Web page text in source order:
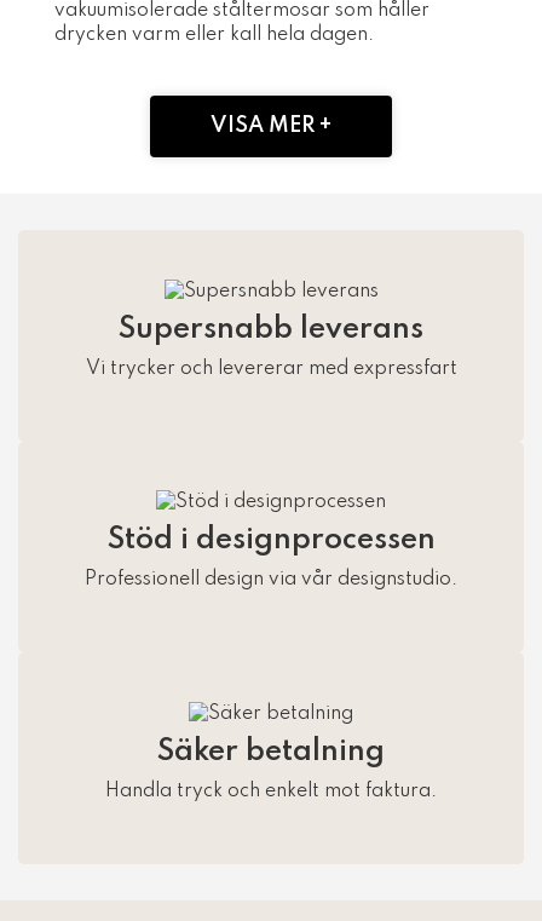
vakuumisolerade ståltermosar som håller
drycken varm eller kall hela dagen.
VISA MER +
Supersnabb leverans
Vi trycker och levererar med expressfart
Stöd i designprocessen
Professionell design via vår designstudio.
Säker betalning
Handla tryck och enkelt mot faktura.